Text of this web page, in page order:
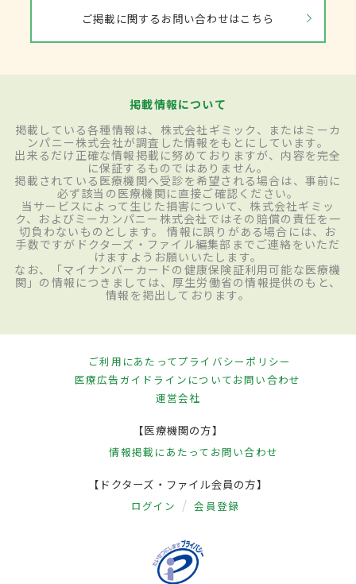
ご掲載に関するお問い合わせはこちら
掲載情報について
掲載している各種情報は、株式会社ギミック、またはミーカ
ンパニー株式会社が調査した情報をもとにしています。
出来るだけ正確な情報掲載に努めておりますが、内容を完全
に保証するものではありません。
掲載されている医療機関へ受診を希望される場合は、事前に
必ず該当の医療機関に直接ご確認ください。
当サービスによって生じた損害について、株式会社ギミッ
ク、およびミーカンパニー株式会社ではその賠償の責任を一
切負わないものとします。 情報に誤りがある場合には、お
手数ですがドクターズ・ファイル編集部までご連絡をいただ
けますようお願いいたします。
なお、「マイナンバーカードの健康保険証利用可能な医療機
関」の情報につきましては、厚生労働省の情報提供のもと、
情報を掲出しております。
ご利用にあたってプライバシーポリシー
医療広告ガイドラインについてお問い合わせ
運営会社
【医療機関の方】
情報掲載にあたって お問い合わせ
【ドクターズ・ファイル会員の方】
ログイン 会員登録